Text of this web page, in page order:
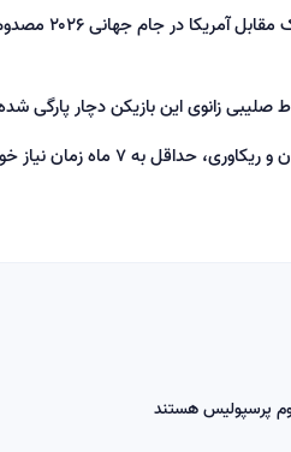
اونانا، هافبک ۲۴
صلیبی زانوی این بازیکن دچار پارگی
۷ ماه زمان نیاز خواهد داشت.
پرسپولیس هستند